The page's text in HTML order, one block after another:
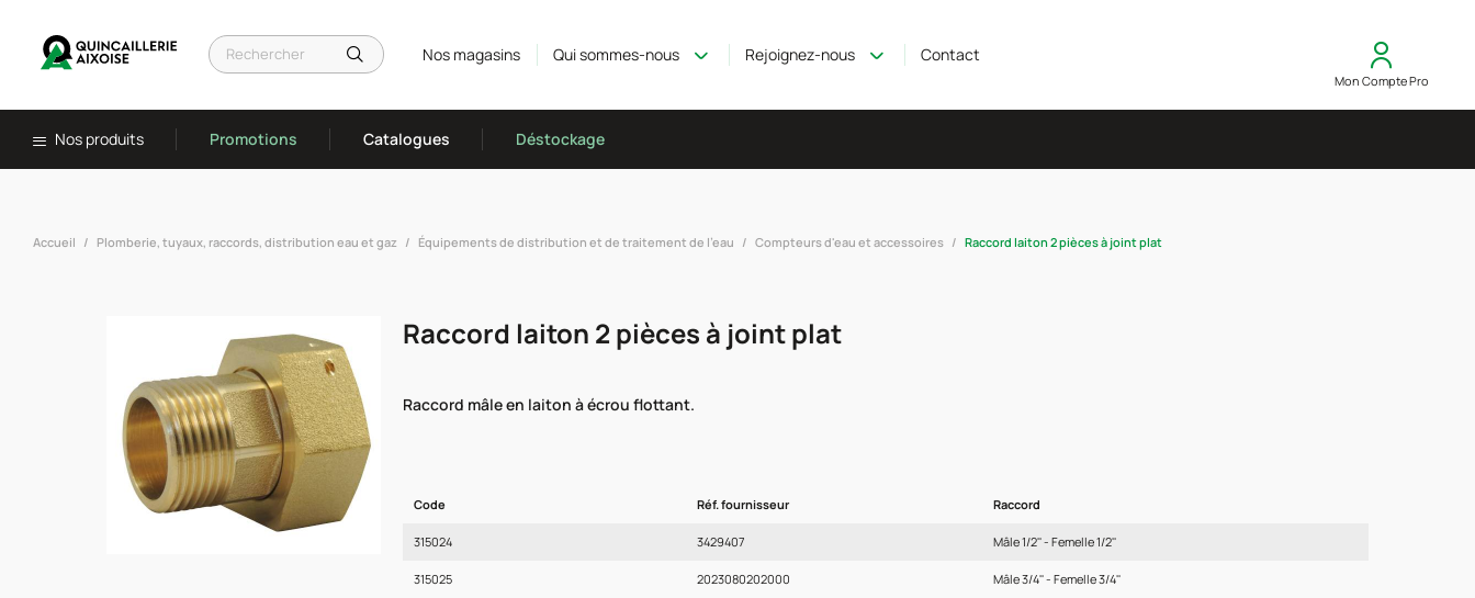
Nos magasins Qui sommes-nous Rejoignez-nous Contact
Mon Compte Pro
Nos produits Promotions Catalogues Déstockage
Accueil Plomberie, tuyaux, raccords, distribution eau et gaz Équipements de distribution et de traitement de l'eau Compteurs d'eau et accessoires Raccord laiton 2 pièces à joint plat
Raccord laiton 2 pièces à joint plat
Raccord mâle en laiton à écrou flottant.
Code Réf. fournisseur Raccord
315024 3429407 Mâle 1/2'' - Femelle 1/2''
315025 2023080202000 Mâle 3/4'' - Femelle 3/4''